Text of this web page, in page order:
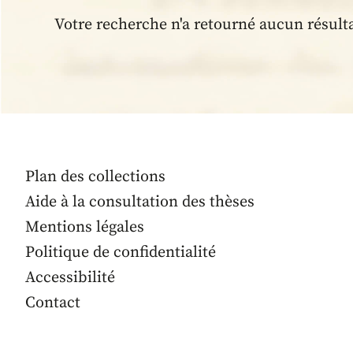
Votre recherche n'a retourné aucun
Plan des collections
Aide à la consultation des thèses
Mentions légales
Politique de confidentialité
Accessibilité
Contact